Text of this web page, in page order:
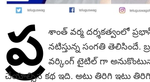
ప్ర‌ శాంత్ వ‌ర్మ ద‌ర్శ‌క‌త్వంలో
న‌టిస్తున్న సంగ‌తి తెలిసిందే.
వ‌ర్కింగ్ టైటిల్ గా
చేయాల్సిన క‌థ ఇది. అటు తిరిగి ఇటు